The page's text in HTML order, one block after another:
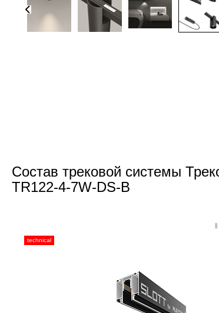
Состав трековой системы
TR122-4-7W-DS-B
technical